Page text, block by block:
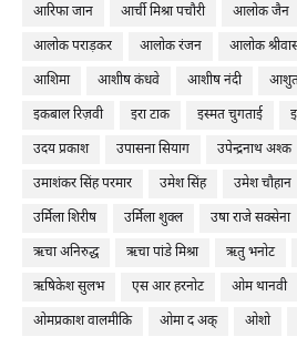
आरिफा जान
आर्ची मिश्रा पचौरी आलोक जैन
आलोक पराड़कर
आलोक रंजन आलोक
आशिमा
आशीष कंधवे आशीष नंदी
इकबाल रिज़वी
इरा टाक इस्मत चुगताई
उदय प्रकाश
उपासना सियाग उपेन्द्रनाथ अश्क
उमाशंकर सिंह परमार
उमेश सिंह उमेश चौहान
उर्मिला शिरीष
उर्मिला शुक्ल उषा राजे सक्सेना
ऋचा अनिरुद्ध
ऋचा पांडे मिश्रा ऋतु भनोट
ऋषिकेश सुलभ
एस आर हरनोट ओम थानवी
ओमप्रकाश वालमीकि
ओमा द अक् ओशो